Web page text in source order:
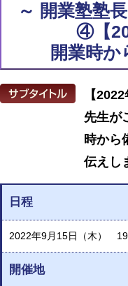
～ 開業塾塾
④【
開業時
【
先生が
時から
伝えし
日程
2022年9月15日（木）
開催地